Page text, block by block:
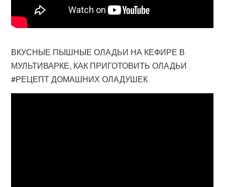
ВКУСНЫЕ ПЫШНЫЕ ОЛАДЬИ НА КЕФИРЕ В
МУЛЬТИВАРКЕ, КАК ПРИГОТОВИТЬ ОЛАДЬИ
#РЕЦЕПТ ДОМАШНИХ ОЛАДУШЕК